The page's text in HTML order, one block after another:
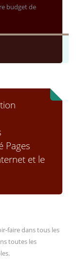
budget de
Pages
et le
faire dans tous les
toutes les